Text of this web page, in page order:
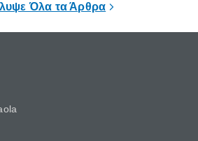
Όλα τα Άρθρα